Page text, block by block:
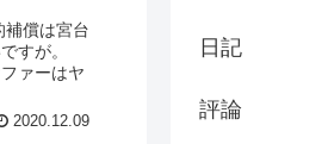
補償は宮台
すが。
ァーはヤ
2020.12.09
日記
評論